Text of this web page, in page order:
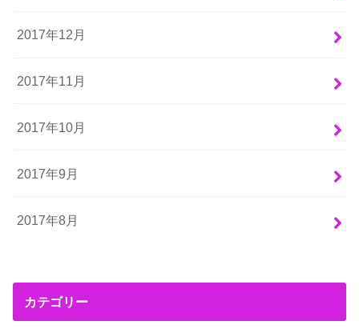
2017年12月
2017年11月
2017年10月
2017年9月
2017年8月
カテゴリー